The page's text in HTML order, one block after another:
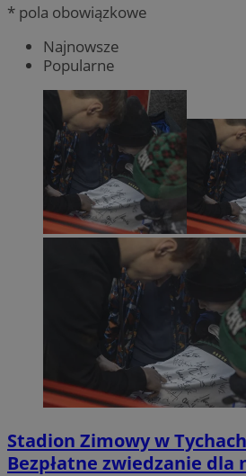
* pola obowiązkowe
Najnowsze
Popularne
Stadion Zimowy w
Bezpłatne zwiedzanie dla